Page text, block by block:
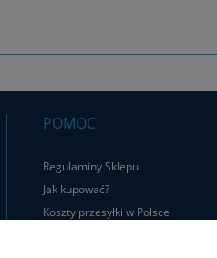
POMOC
Regulaminy Sklepu
Jak kupować?
Koszty przesyłki w Polsce